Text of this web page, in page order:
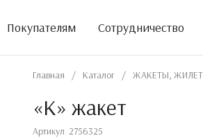
Покупателям Сотрудничество
Главная / Каталог / ЖАКЕТЫ,
«K» жакет
Артикул 2756325